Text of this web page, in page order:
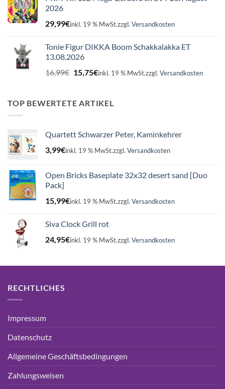
2026
29,99€inkl. 19 % MwSt.zzgl. Versandkosten
Tonie Figur DIKKA Boom Schakkalakka ET
13.08.2026
16,99€ Ursprünglicher
Preis
16,99€
15,75€Aktueller
15,75€.
inkl. 19 % MwSt.zzgl. Versandkosten
TOP BEWERTETE ARTIKEL
Quartett Schwarzer Peter, Kaminkehrer
3,99€inkl. 19 % MwSt.zzgl. Versandkosten
Open Bricks Baseplate 32x32 desert sand [Duo
Pack]
15,99€inkl. 19 % MwSt.zzgl. Versandkosten
Siva Clock Grill rot
24,95€inkl. 19 % MwSt.zzgl. Versandkosten
RECHTLICHES
Impressum
Datenschutz
Allgemeine Geschäftsbedingungen
Zahlungsweisen